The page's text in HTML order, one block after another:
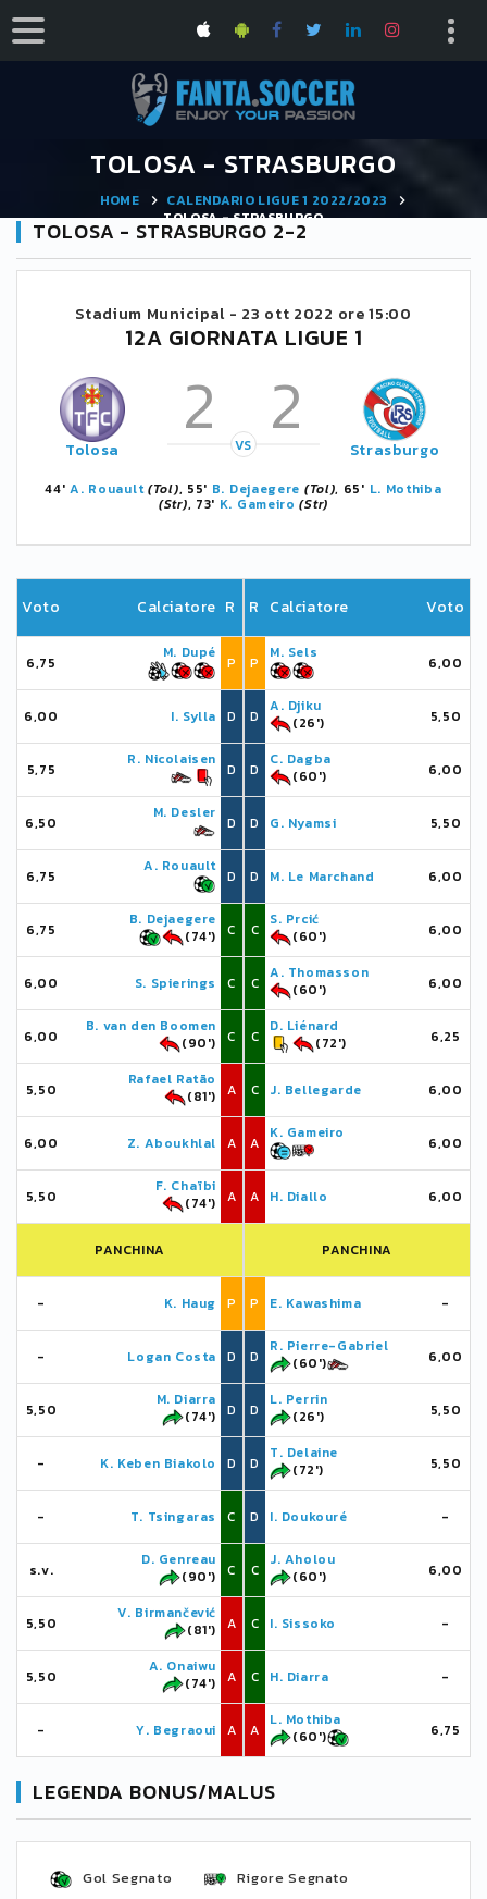
TOLOSA - STRASBURGO
HOME
CALENDARIO LIGUE 1 2022/2023
TOLOSA - STRASBURGO
TOLOSA - STRASBURGO 2-2
Stadium Municipal - 23 ott 2022 ore 15:00
12A GIORNATA LIGUE 1
Tolosa 2 2
VS Strasburgo
44'A. Rouault (Tol), 55' B. Dejaegere (Tol), 65' L. Mothiba
(Str), 73' K. Gameiro (Str)
Voto Calciatore R
6,75
M. Dupé
P
6,00 I. Sylla D
5,75
R. Nicolaisen
D
6,50
M. Desler
D
6,75
A. Rouault
D
6,75
B. Dejaegere
(74')
C
6,00 S. Spierings C
6,00
B. van den Boomen
(90')
C
5,50
Rafael Ratão
(81')
A
6,00 Z. Aboukhlal A
5,50
F. Chaïbi
(74')
A
PANCHINA
- K. Haug P
- Logan Costa D
5,50
M. Diarra
(74')
D
- K. Keben Biakolo D
- T. Tsingaras C
s.v.
D. Genreau
(90')
C
5,50
V. Birmančević
(81')
A
5,50
A. Onaiwu
(74')
A
- Y. Begraoui A
R Calciatore Voto
P
M. Sels
6,00
D
A. Djiku
(26')
5,50
D
C. Dagba
(60')
6,00
D G. Nyamsi 5,50
D M. Le Marchand 6,00
C
S. Prcić
(60')
6,00
C
A. Thomasson
(60')
6,00
C
D. Liénard
(72')
6,25
C J. Bellegarde 6,00
A
K. Gameiro
6,00
A H. Diallo 6,00
PANCHINA
P E. Kawashima -
D
R. Pierre-Gabriel
(60')
6,00
D
L. Perrin
(26')
5,50
D
T. Delaine
(72')
5,50
D I. Doukouré -
C
J. Aholou
(60')
6,00
C I. Sissoko -
C H. Diarra -
A
L. Mothiba
(60')
6,75
LEGENDA BONUS/MALUS
Gol Segnato
Rigore Segnato